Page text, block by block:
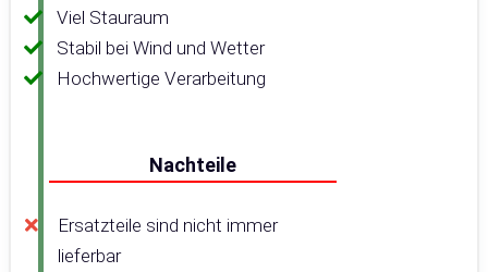
Viel Stauraum
Stabil bei Wind und Wetter
Hochwertige Verarbeitung
Nachteile
Ersatzteile sind nicht immer
lieferbar